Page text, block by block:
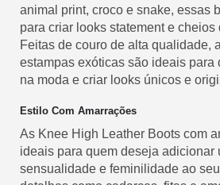
animal print, croco e snake, essas
para criar looks statement e
Feitas de couro de alta qualidade,
estampas exóticas são ideais para
na moda e criar looks únicos e
Estilo Com Amarrações
As Knee High Leather Boots com
ideais para quem deseja adicionar
sensualidade e feminilidade ao